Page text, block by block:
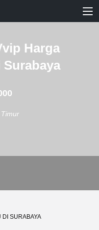
Harga
Surabaya
DI SURABAYA